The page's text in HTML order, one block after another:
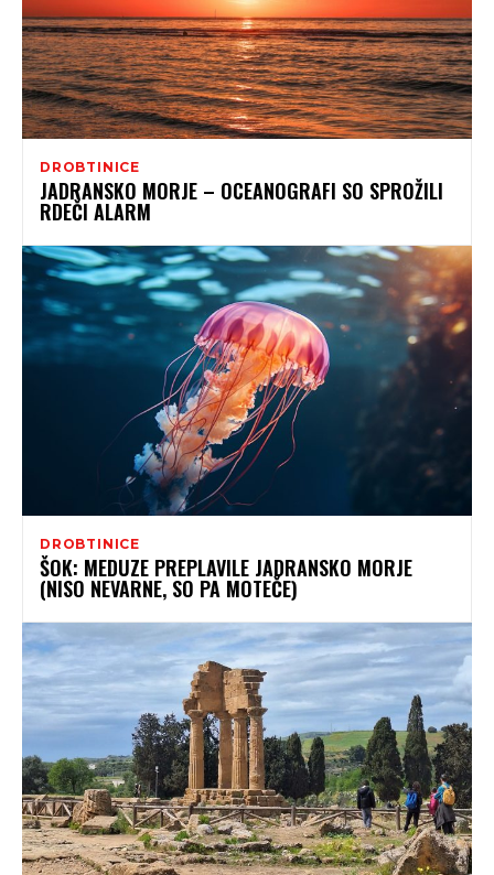
DROBTINICE
JADRANSKO MORJE – OCEANOGRAFI SO SPROŽILI
RDEČI ALARM
DROBTINICE
ŠOK: MEDUZE PREPLAVILE JADRANSKO MORJE
(NISO NEVARNE, SO PA MOTEČE)